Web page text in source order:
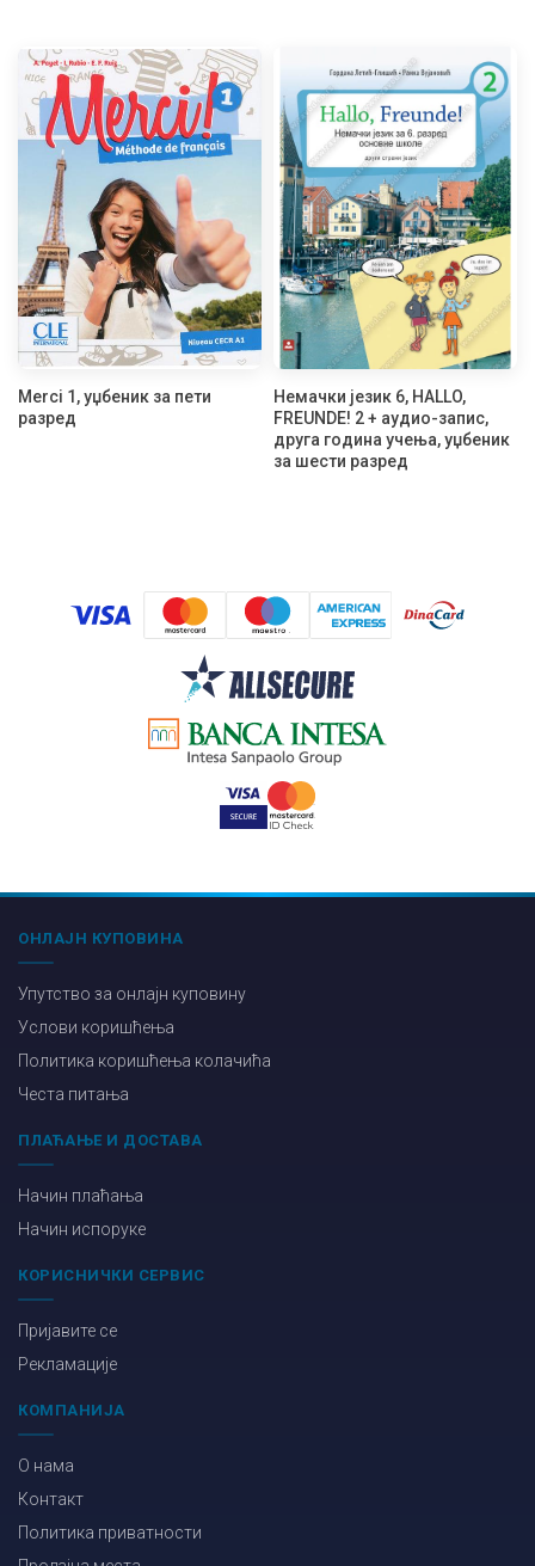
Merci 1, уџбеник за пети
разред
Немачки језик 6, HALLO,
FREUNDE! 2 + аудио-запис,
друга година учења, уџбеник
за шести разред
ОНЛАЈН КУПОВИНА
Упутство за онлајн куповину
Услови коришћења
Политика коришћења колачића
Честа питања
ПЛАЋАЊЕ И ДОСТАВА
Начин плаћања
Начин испоруке
КОРИСНИЧКИ СЕРВИС
Пријавите се
Рекламације
КОМПАНИЈА
О нама
Контакт
Политика приватности